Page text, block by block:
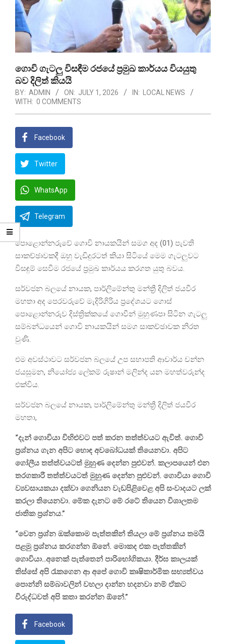
ගොවි ගැටලු විසඳීම රජයේ ප්‍රමුඛ කාර්යය වියයුතු
බව දිලිත් කියයි
BY: ADMIN ON: JULY 1, 2026 IN:
LOCAL NEWS
WITH: 0 COMMENTS
Facebook
Twitter
WhatsApp
Telegram
පොළොන්නරුවේ ගොවි නායකයින් සමග අද (01) පැවති
සාකච්ඡාවකදී ඔහු වැඩිදුරටත් කියා සිටියේ මෙම ගැටලුවට
විසඳුම් සෙවීම රජයේ ප්‍රමුඛ කාර්යය කරගත යුතු බවය.
සර්වජන බලයේ නායක, පාර්ලිමේන්තු මන්ත්‍රී දිලිත් ජයවීර
මහතා අද පෙරවරුවේ මැදිරිගිරිය ප්‍රදේශයට ගොස්
පොළොන්නරුව දිස්ත්‍රික්කයේ ගොවීන් මුහුණපා සිටින ගැටලු
සම්බන්ධයෙන් ගොවි නායකයින් සමග සාකච්ඡාවක නිරත
වුණි.
එම අවස්ථාවට සර්වජන බලයේ උප සභාපති ආචාර්ය චන්න
ජයසුමන, නියෝජ්‍ය ලේකම් රුෂාන් මලින්ද යන මහත්වරුන්ද
එක්විය.
සර්වජන බලයේ නායක, පාර්ලිමේන්තු මන්ත්‍රී දිලිත් ජයවීර
මහතා,
“දැන් ගොවියා විහිළුවට පත් කරන තත්ත්වයට ඇවිත්. ගොවි
ප්‍රශ්නය ගැන අපිට හොඳ අවබෝධයක් තියෙනවා. අපිට
ගෝලීය තත්ත්වයටත් මුහුණ දෙන්න පුළුවන්. කලාපයෙන් එන
තරගකාරී තත්ත්වයටත් මුහුණ දෙන්න පුළුවන්. ගොවියා ගොවි
ව්‍යවසායකයා දක්වා ගෙනියන වැඩපිළිවෙළ අපි සංවාදයට ලක්
කරලා තියෙනවා. මේක දැනට මේ රටේ තියෙන විශාලතම
ජාතික ප්‍රශ්නය.”
“වෙන ප්‍රශ්න ඔක්කොම පැත්තකින් තියලා මේ ප්‍රශ්නය තමයි
පළමු ප්‍රශ්නය කරගන්න ඕනේ. මොකද එක පැත්තකින්
ගොවියා..අනෙක් පැත්තෙන් පාරිභෝගිකයා. දීර්ඝ කාලයක්
තිස්සේ අපි රැකගෙන ආ අපේ ගොවි කෘෂිකාර්මික සභ්‍යත්වය
පොන්නි සම්බාවලින් වහලා දාන්න හදනවා නම් ඒකට
විරුද්ධවත් අපි කතා කරන්න ඕනේ.”
Facebook